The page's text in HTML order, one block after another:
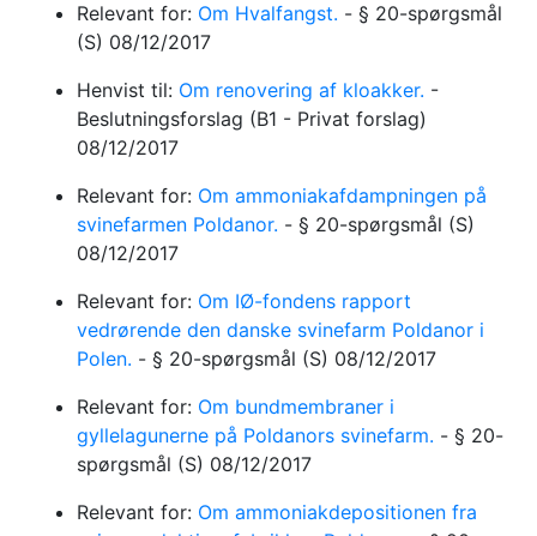
Relevant for: Om Hvalfangst. - § 20-spørgsmål
(S) 08/12/2017
Henvist til: Om renovering af kloakker. -
Beslutningsforslag (B1 - Privat forslag)
08/12/2017
Relevant for: Om ammoniakafdampningen på
svinefarmen Poldanor. - § 20-spørgsmål (S)
08/12/2017
Relevant for: Om IØ-fondens rapport
vedrørende den danske svinefarm Poldanor i
Polen. - § 20-spørgsmål (S) 08/12/2017
Relevant for: Om bundmembraner i
gyllelagunerne på Poldanors svinefarm. - § 20-
spørgsmål (S) 08/12/2017
Relevant for: Om ammoniakdepositionen fra